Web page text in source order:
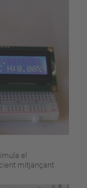
el
mitjançant